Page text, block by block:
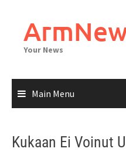
content
Your News
Main Menu
Kukaan Ei Voinut